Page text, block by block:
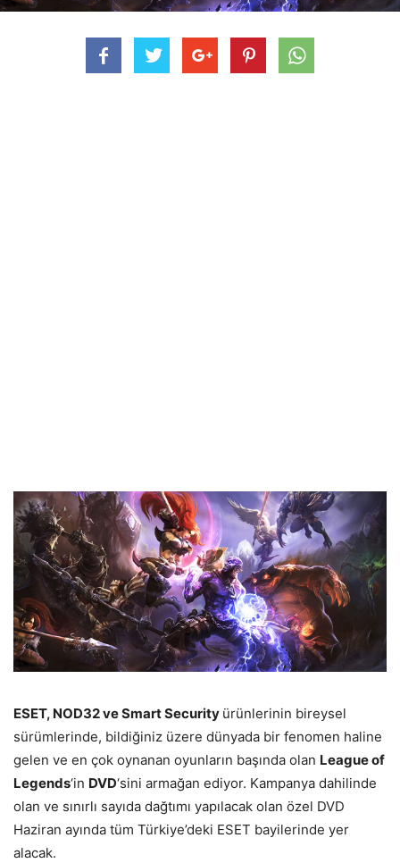
ESET, NOD32 ve Smart Security ürünlerinin bireysel
sürümlerinde, bildiğiniz üzere dünyada bir fenomen haline
gelen ve en çok oynanan oyunların başında olan League of
Legends‘in DVD‘sini armağan ediyor. Kampanya dahilinde
olan ve sınırlı sayıda dağtımı yapılacak olan özel DVD
Haziran ayında tüm Türkiye’deki ESET bayilerinde yer
alacak.